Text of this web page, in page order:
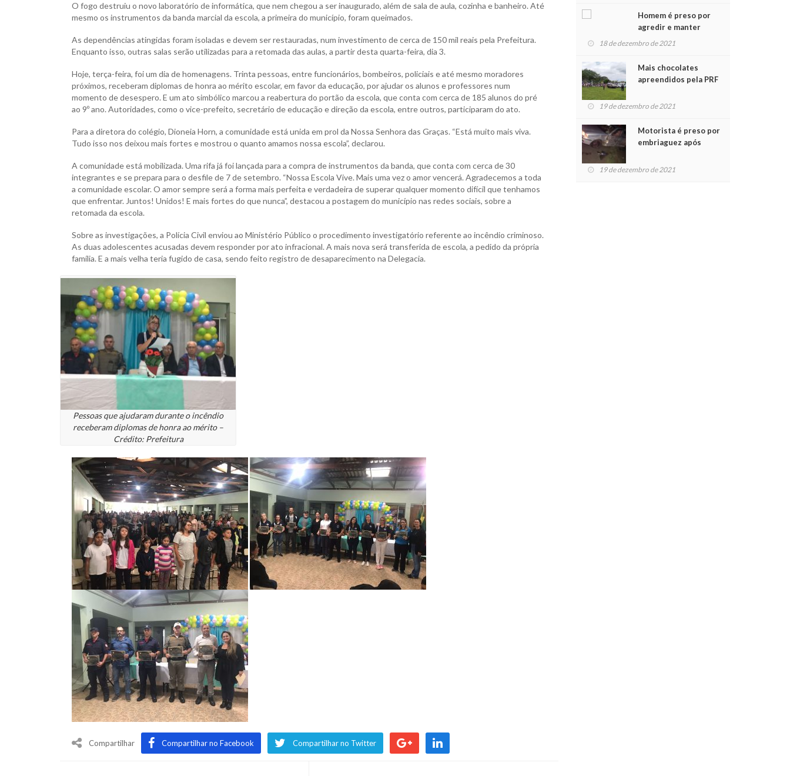
O fogo destruiu o novo laboratório de informática, que nem chegou a ser inaugurado, além de sala de aula, cozinha e banheiro. Até
mesmo os instrumentos da banda marcial da escola, a primeira do município, foram queimados.
As dependências atingidas foram isoladas e devem ser restauradas, num investimento de cerca de 150 mil reais pela Prefeitura.
Enquanto isso, outras salas serão utilizadas para a retomada das aulas, a partir desta quarta-feira, dia 3.
Hoje, terça-feira, foi um dia de homenagens. Trinta pessoas, entre funcionários, bombeiros, policiais e até mesmo moradores
próximos, receberam diplomas de honra ao mérito escolar, em favor da educação, por ajudar os alunos e professores num
momento de desespero. E um ato simbólico marcou a reabertura do portão da escola, que conta com cerca de 185 alunos do pré
ao 9º ano. Autoridades, como o vice-prefeito, secretário de educação e direção da escola, entre outros, participaram do ato.
Para a diretora do colégio, Dioneia Horn, a comunidade está unida em prol da Nossa Senhora das Graças. “Está muito mais viva.
Tudo isso nos deixou mais fortes e mostrou o quanto amamos nossa escola”, declarou.
A comunidade está mobilizada. Uma rifa já foi lançada para a compra de instrumentos da banda, que conta com cerca de 30
integrantes e se prepara para o desfile de 7 de setembro. “Nossa Escola Vive. Mais uma vez o amor vencerá. Agradecemos a toda
a comunidade escolar. O amor sempre será a forma mais perfeita e verdadeira de superar qualquer momento difícil que tenhamos
que enfrentar. Juntos! Unidos! E mais fortes do que nunca”, destacou a postagem do município nas redes sociais, sobre a
retomada da escola.
Sobre as investigações, a Polícia Civil enviou ao Ministério Público o procedimento investigatório referente ao incêndio criminoso.
As duas adolescentes acusadas devem responder por ato infracional. A mais nova será transferida de escola, a pedido da própria
família. E a mais velha teria fugido de casa, sendo feito registro de desaparecimento na Delegacia.
Pessoas que ajudaram durante o incêndio
receberam diplomas de honra ao mérito –
Crédito: Prefeitura
Compartilhar Compartilhar no Facebook Compartilhar no Twitter
Homem é preso por
agredir e manter
mulher em cárcere
18 de dezembro de 2021
Mais chocolates
apreendidos pela PRF
crianças no Natal
19 de dezembro de 2021
Motorista é preso por
embriaguez após
feridos
19 de dezembro de 2021